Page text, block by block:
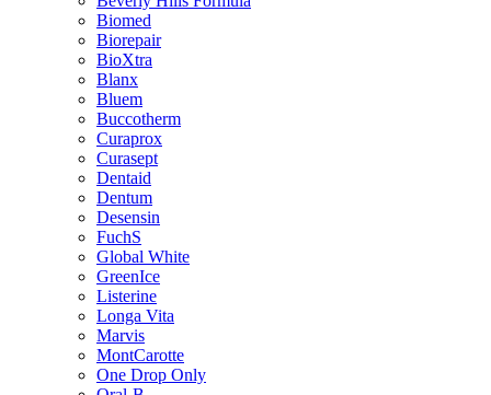
Biomed
Biorepair
BioXtra
Blanx
Bluem
Buccotherm
Curaprox
Curasept
Dentaid
Dentum
Desensin
FuchS
Global White
GreenIce
Listerine
Longa Vita
Marvis
MontCarotte
One Drop Only